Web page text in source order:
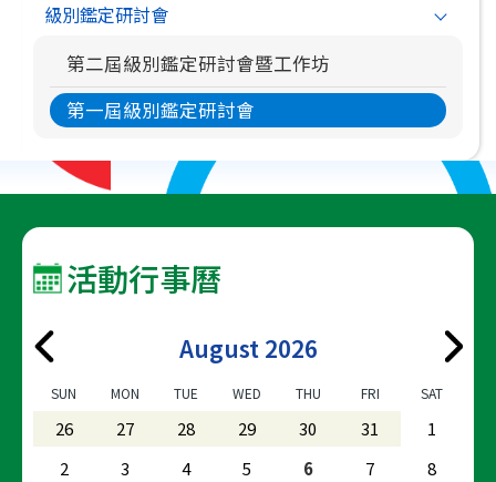
級別鑑定研討會
第二屆級別鑑定研討會暨工作坊
第一屆級別鑑定研討會
活動行事曆
August 2026
SUN MON TUE WED THU FRI SAT
26 27 28 29 30 31
1
2
3 4 5 6 7
8